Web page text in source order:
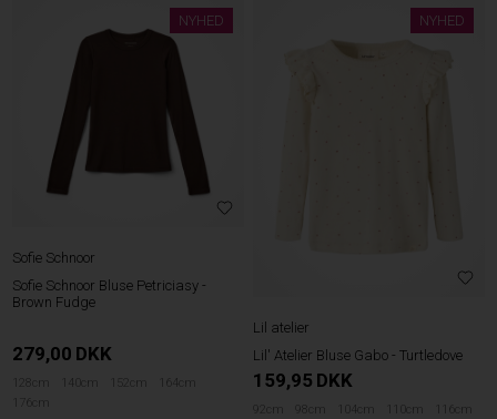
NYHED
Sofie Schnoor
Sofie Schnoor Bluse Petriciasy -
Brown Fudge
279,00 DKK
128cm 140cm 152cm
164cm
176cm
NYHED
Lil atelier
Lil' Atelier Bluse Gabo - Turtledove
159,95 DKK
92cm 98cm 104cm 110cm
116cm